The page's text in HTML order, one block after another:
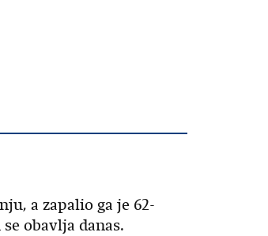
a zapalio ga je 62-
obavlja danas.